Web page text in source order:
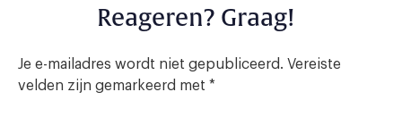
Reageren? Graag!
Je e-mailadres wordt niet gepubliceerd. Vereiste
velden zijn gemarkeerd met *